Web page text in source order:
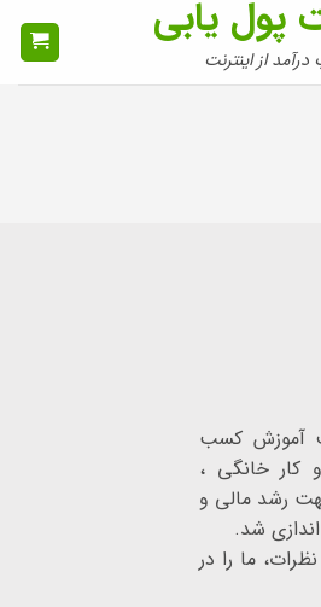
پول یابی
از اینترنت
آموزش کسب
کار خانگی ،
رشد مالی و
ما را در